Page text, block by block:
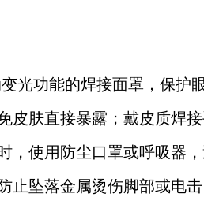
光功能的焊接面罩，保护
皮肤直接暴露；戴皮质焊
，使用防尘口罩或呼吸器
止坠落金属烫伤脚部或电击